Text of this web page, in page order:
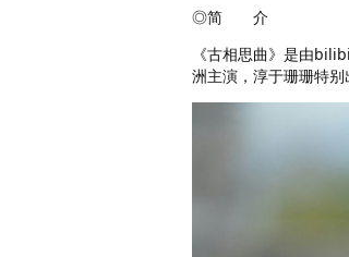
◎简 介
《古相思曲》是由
洲主演，淳于珊珊特别